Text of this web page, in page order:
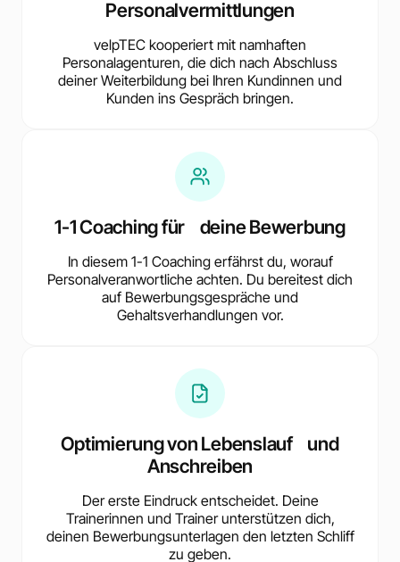
Personalvermittlungen
velpTEC kooperiert mit namhaften
Personalagenturen, die dich nach Abschluss
deiner Weiterbildung bei Ihren Kundinnen und
Kunden ins Gespräch bringen.
1-1 Coaching für deine Bewerbung
In diesem 1-1 Coaching erfährst du, worauf
Personalveranwortliche achten. Du bereitest dich
auf Bewerbungsgespräche und
Gehaltsverhandlungen vor.
Optimierung von Lebenslauf und
Anschreiben
Der erste Eindruck entscheidet. Deine
Trainerinnen und Trainer unterstützen dich,
deinen Bewerbungsunterlagen den letzten Schliff
zu geben.